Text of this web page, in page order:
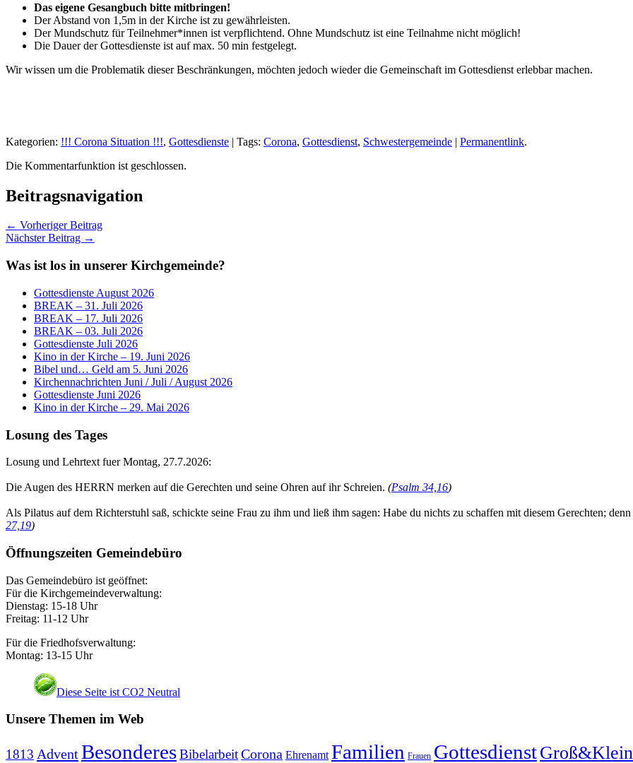
Das eigene Gesangbuch bitte mitbringen!
Der Abstand von 1,5m in der Kirche ist zu gewährleisten.
Der Mundschutz für Teilnehmer*innen ist verpflichtend. Ohne Mundschutz ist eine Teilnahme nicht möglich!
Die Dauer der Gottesdienste ist auf max. 50 min festgelegt.
Wir wissen um die Problematik dieser Beschränkungen, möchten jedoch wieder die Gemeinschaft im Gottesdienst erlebbar machen.
Kategorien: !!! Corona Situation !!!, Gottesdienste | Tags: Corona, Gottesdienst, Schwestergemeinde | Permanentlink.
Die Kommentarfunktion ist geschlossen.
Beitragsnavigation
← Vorheriger Beitrag
Nächster Beitrag →
Was ist los in unserer Kirchgemeinde?
Gottesdienste August 2026
BREAK – 31. Juli 2026
BREAK – 17. Juli 2026
BREAK – 03. Juli 2026
Gottesdienste Juli 2026
Kino in der Kirche – 19. Juni 2026
Bibel und… Geld am 5. Juni 2026
Kirchennachrichten Juni / Juli / August 2026
Gottesdienste Juni 2026
Kino in der Kirche – 29. Mai 2026
Losung des Tages
Losung und Lehrtext fuer Montag, 27.7.2026:
Die Augen des HERRN merken auf die Gerechten und seine Ohren auf ihr Schreien. (Psalm 34,16)
Als Pilatus auf dem Richterstuhl saß, schickte seine Frau zu ihm und ließ ihm sagen: Habe du nichts zu schaffen mit diesem Gerechten;
27,19)
Öffnungszeiten Gemeindebüro
Das Gemeindebüro ist geöffnet:
Für die Kirchgemeindeverwaltung:
Dienstag: 15-18 Uhr
Freitag: 11-12 Uhr
Für die Friedhofsverwaltung:
Montag: 13-15 Uhr
Diese Seite ist CO2 Neutral
Unsere Themen im Web
1813 AdventBesonderesBibelarbeitCorona Ehrenamt Familien Frauen GottesdienstGroß&Klein